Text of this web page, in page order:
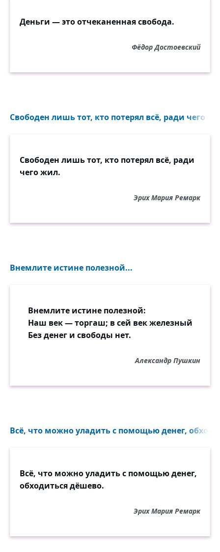
Деньги — это отчеканенная свобода.
Фёдор Достоевский
Свободен лишь тот, кто потерял всё, ради чего
Свободен лишь тот, кто потерял всё, ради
чего жил.
Эрих Мария Ремарк
Внемлите истине полезной...
Внемлите истине полезной:
Наш век — торгаш; в сей век железный
Без денег и свободы нет.
Александр Пушкин
Всё, что можно уладить с помощью денег,
Всё, что можно уладить с помощью денег,
обходиться дёшево.
Эрих Мария Ремарк